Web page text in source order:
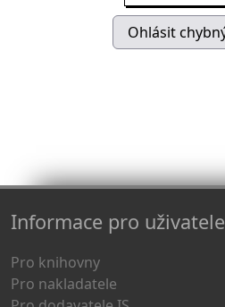
Informace pro uživatele
Pro knihovny
Pro nakladatele